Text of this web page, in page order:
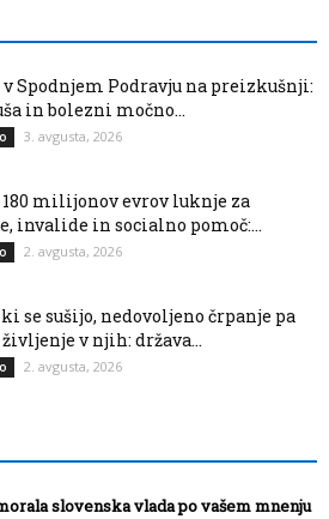
Spodnjem Podravju na preizkušnji:
in bolezni močno...
3. avgusta, 2026
milijonov evrov luknje za
invalide in socialno pomoč:...
2. avgusta, 2026
se sušijo, nedovoljeno črpanje pa
življenje v njih: država...
2. avgusta, 2026
slovenska vlada po vašem mnenju